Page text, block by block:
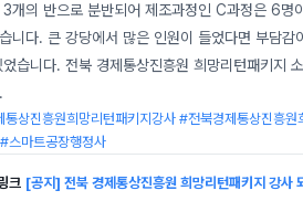
3개의 반으로 분반되어 제조과정인 C과정은 6
니다. 큰 강당에서 많은 인원이 들었다면 부담
었습니다. 전북 경제통상진흥원 희망리턴패키지
통상진흥원희망리턴패키지강사 #전북경제통상진흥
스마트공장행정사
크 [공지] 전북 경제통상진흥원 희망리턴패키지 강사